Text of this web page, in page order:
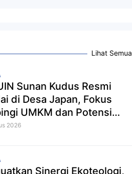
Lihat Semua
Sunan Kudus Resmi
di Desa Japan, Fokus
UMKM dan Potensi
2026
Sinergi Ekoteologi,